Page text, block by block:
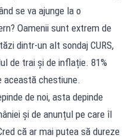
se va ajunge la o
Oamenii sunt extrem de
dintr-un alt sondaj CURS,
de trai și de inflație. 81%
această chestiune.
de noi, asta depinde
și de anunțul pe care îl
că ar mai putea să dureze